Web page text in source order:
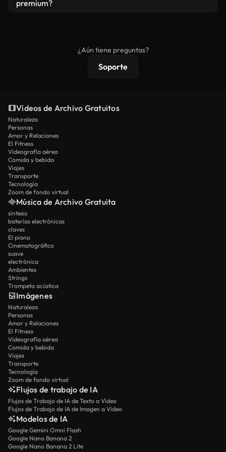
premium?
protecciones de licencia extendidas.
¿Aún tiene preguntas?
Soporte
Vídeos de Archivo Gratuitos
Naturaleza
Personas
Amor y Relaciones
El Fitness
Videografía aérea
Comida y bebida
Viajes
Transporte
Tecnología
Zoom de fondo virtual
Música de Archivo Gratuita
síntesis
baterías electrónicas
claves
El piano
Cinematográfico
suave
electrónica
Ambientes
Strings
Trompeta acústica
Imágenes
Naturaleza
Personas
Amor y Relaciones
El Fitness
Videografía aérea
Comida y bebida
Viajes
Transporte
Tecnología
Zoom de fondo virtual
Flujos de trabajo de IA
Flujos de Trabajo de IA de Texto a Vídeo
Flujos de Trabajo de IA de Imagen a Vídeo
Modelos de IA
Google Gemini Omni Flash
Google Nano Banana 2
Google Nano Banana 2 Lite